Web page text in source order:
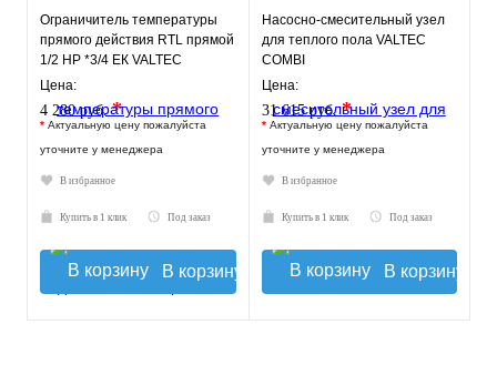
Ограничитель температуры
прямого действия RTL прямой
1/2 НР *3/4 ЕК VALTEC
Цена:
4 280 руб.*
* Актуальную цену пожалуйста
уточните у менеджера
В избранное
Купить в 1 клик Под заказ
В корзину
Насосно-смесительный узел
для теплого пола VALTEC
COMBI
Цена:
31 615 руб.*
* Актуальную цену пожалуйста
уточните у менеджера
В избранное
Купить в 1 клик Под заказ
В корзину